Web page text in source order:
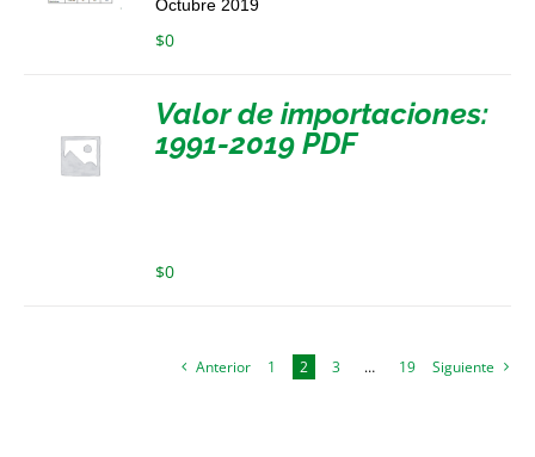
Octubre 2019
$0
Valor de importaciones:
1991-2019 PDF
$0
Anterior 1 2 3 … 19 Siguiente